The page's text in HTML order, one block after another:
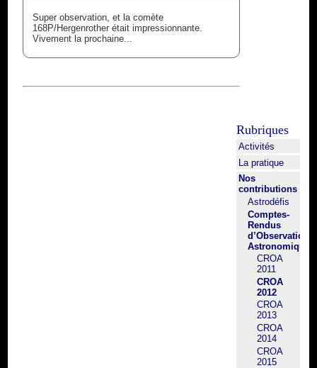
Super observation, et la comète
168P/Hergenrother était impressionnante.
Vivement la prochaine...
Rubriques
Activités
La pratique
Nos
contributions
Astrodéfis
Comptes-
Rendus
d’Observation
Astronomique
CROA
2011
CROA
2012
CROA
2013
CROA
2014
CROA
2015